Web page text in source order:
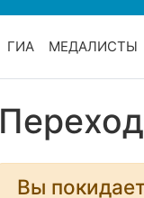
ГИА МЕДАЛИСТЫ
Вы